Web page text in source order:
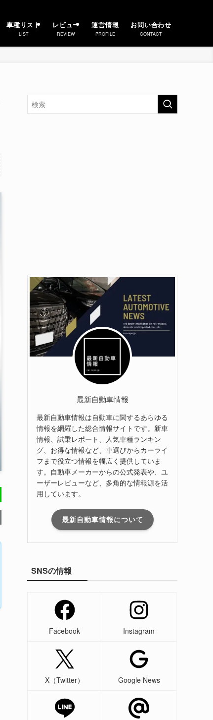
車種リスト
LIST
レビュー
REVIEW
運営情報
PROFILE
お問い合わせ
CONTACT
最新自動車情報
最新自動車情報は自動車に関するあらゆる
情報を網羅した総合情報サイトです。新車
情報、試乗レポート、人気車種ランキン
グ、お得な情報など、車選びからカーライ
フまで役立つ情報を幅広く提供していま
す。自動車メーカーからの公式発表や、ユ
ーザーレビューなど、多角的な情報源を活
用しています。
最新自動車情報について
SNSの情報
Facebook Instagram
X（Twitter） Google News